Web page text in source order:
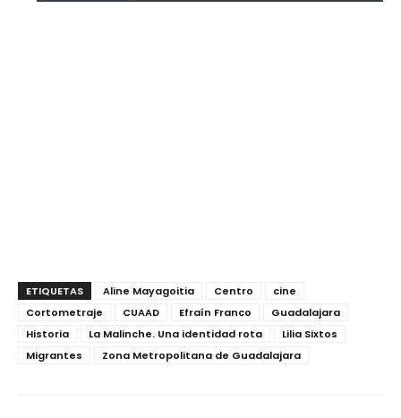
ETIQUETAS Aline Mayagoitia Centro
cine
Cortometraje
CUAAD Efraín Franco
Guadalajara
Historia
La Malinche. Una identidad rota
Lilia Sixtos
Migrantes
Zona Metropolitana de Guadalajara